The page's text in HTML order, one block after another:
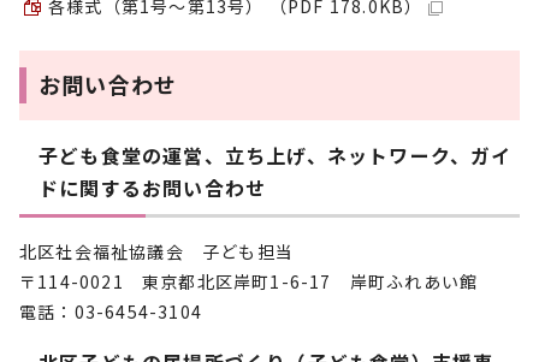
各様式（第1号～第13号） （PDF 178.0KB）
お問い合わせ
子ども食堂の運営、立ち上げ、ネットワーク、ガイ
ドに関するお問い合わせ
北区社会福祉協議会 子ども担当
〒114-0021 東京都北区岸町1-6-17 岸町ふれあい館
電話：03-6454-3104